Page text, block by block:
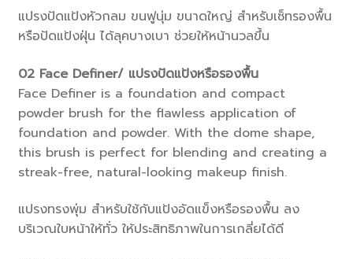
แปรงปัดแป้งหัวกลม ขนฟูนุ่ม ขนาดใหญ่ สำหรับเซ็ทรองพื้น
หรือปัดแป้งฝุ่น ได้ลุคบางเบา ช่วยให้หน้านวลขึ้น
02Face Definer/ แปรงปัดแป้งหรือรองพื้น
Face Definer is a foundation and compact
powder brush for the flawless application of
foundation and powder. With the dome shape,
this brush is perfect for blending and creating a
streak-free, natural-looking makeup finish.
แปรงทรงพุ่ม สำหรับใช้กับแป้งอัดแข็งหรือรองพื้น ลง
บริเวณใบหน้าให้ทั่ว ให้ประสิทธิภาพในการเกลี่ยได้ดี